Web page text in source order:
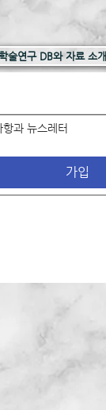
술연구 DB와 자료 소개
항과 뉴스레터
가입